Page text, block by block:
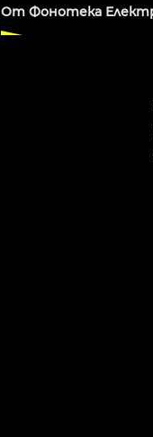
От Фонотека